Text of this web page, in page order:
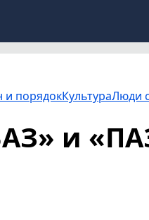
и порядокКультураЛюди
и